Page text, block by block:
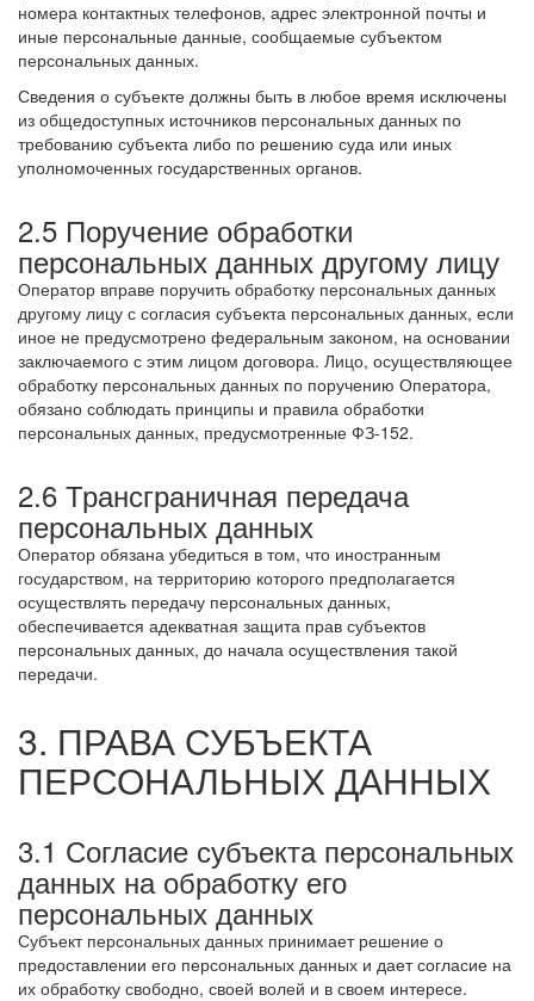
номера контактных телефонов, адрес электронной почты и
иные персональные данные, сообщаемые субъектом
персональных данных.
Сведения о субъекте должны быть в любое время исключены
из общедоступных источников персональных данных по
требованию субъекта либо по решению суда или иных
уполномоченных государственных органов.
2.5 Поручение обработки
персональных данных другому лицу
Оператор вправе поручить обработку персональных данных
другому лицу с согласия субъекта персональных данных, если
иное не предусмотрено федеральным законом, на основании
заключаемого с этим лицом договора. Лицо, осуществляющее
обработку персональных данных по поручению Оператора,
обязано соблюдать принципы и правила обработки
персональных данных, предусмотренные ФЗ-152.
2.6 Трансграничная передача
персональных данных
Оператор обязана убедиться в том, что иностранным
государством, на территорию которого предполагается
осуществлять передачу персональных данных,
обеспечивается адекватная защита прав субъектов
персональных данных, до начала осуществления такой
передачи.
3. ПРАВА СУБЪЕКТА
ПЕРСОНАЛЬНЫХ ДАННЫХ
3.1 Согласие субъекта персональных
данных на обработку его
персональных данных
Субъект персональных данных принимает решение о
предоставлении его персональных данных и дает согласие на
их обработку свободно, своей волей и в своем интересе.